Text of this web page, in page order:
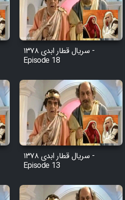
سریال قطار ابدی ۱۳۷۸ -
Episode 18
سریال قطار ابدی ۱۳۷۸ -
Episode 13